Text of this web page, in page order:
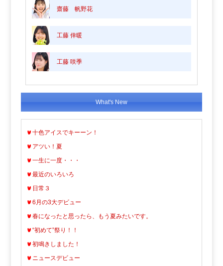
齋藤 帆野花
工藤 倖暖
工藤 咲季
What's New
十色アイスでキーーン！
アツい！夏
一生に一度・・・
最近のいろいろ
日常３
6月の3大デビュー
春になったと思ったら、もう夏みたいです。
“初めて”祭り！！
初鳴きしました！
ニュースデビュー